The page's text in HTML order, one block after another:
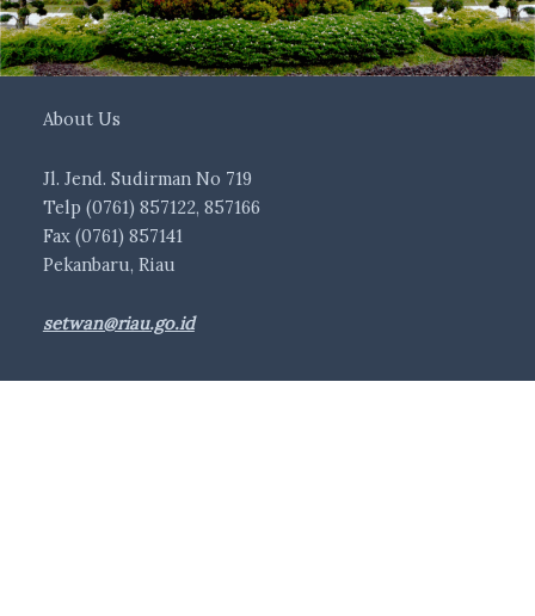
About Us
Jl. Jend. Sudirman No 719
Telp (0761) 857122, 857166
Fax (0761) 857141
Pekanbaru, Riau
setwan@riau.go.id